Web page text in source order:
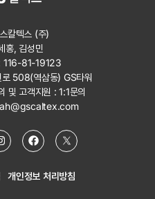
칼텍스 (주)
홍, 김성민
116-81-19123
로 508(역삼동) GS타워
및 고객지원 :1:1문의
개인정보 처리방침